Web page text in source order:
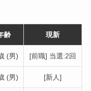
齢 現新
(男) [前職] 当選:2回
(男) [新人]